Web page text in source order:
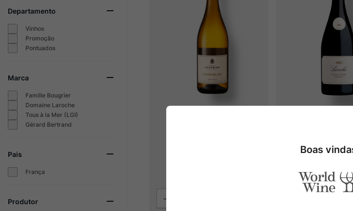
Departamento
Vinhos
Promoção
Pontuados
Marca
Famille Bougrier
Domaine Laroche
Tous à la Mer (LGI)
Gérard Bertrand
Pais
França
Produtor
R$ 239
2xR$ 119,50
Boas